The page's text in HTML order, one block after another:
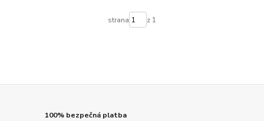
strana z 1
100% bezpečná platba